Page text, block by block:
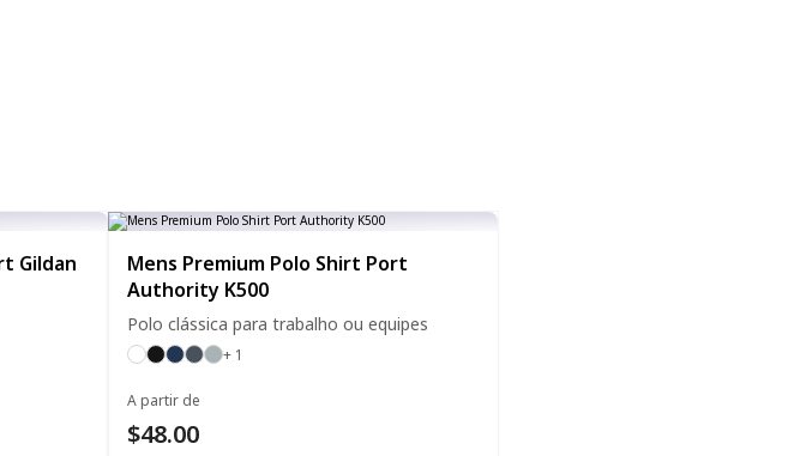
Gildan
Mens Premium Polo Shirt Port
Authority K500
Polo clássica para trabalho ou equipes
+ 1
A partir de
$48.00